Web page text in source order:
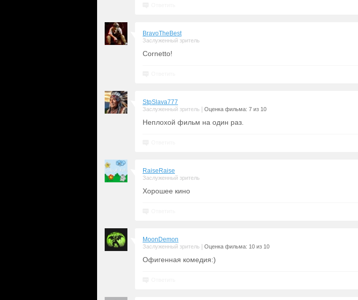
BravoTheBest
Заслуженный зритель
Cornetto!
StpSlava777
Заслуженный зритель Оценка фильма: 7 из 10
Неплохой фильм на один раз.
RaiseRaise
Заслуженный зритель
Хорошее кино
MoonDemon
Заслуженный зритель Оценка фильма: 10 из 10
Офигенная комедия:)